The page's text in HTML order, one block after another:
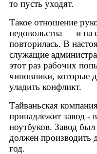
то пусть уходят.
Такое отношение
недовольства — и на
повторилась. В
служащие
этот раз рабочих
чиновники, которые
уладить конфликт.
Тайваньская
принадлежит завод -
ноутбуков. Завод
должен производить
год.